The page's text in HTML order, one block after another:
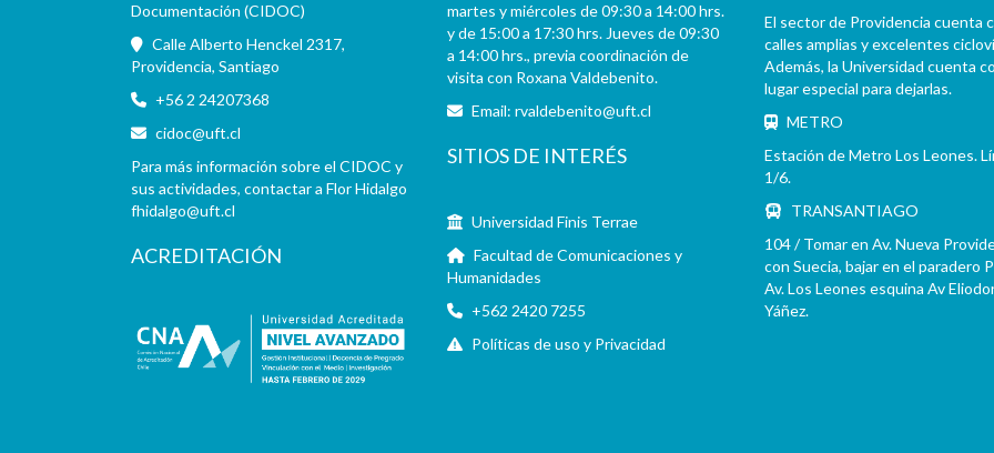
Documentación (CIDOC)
Calle Alberto Henckel 2317,
Providencia, Santiago
+56 2 24207368
cidoc@uft.cl
Para más información sobre el CIDOC y
sus actividades, contactar a Flor Hidalgo
fhidalgo@uft.cl
ACREDITACIÓN
martes y miércoles de 09:30 a 14:00 hrs.
y de 15:00 a 17:30 hrs. Jueves de 09:30
a 14:00 hrs., previa coordinación de
visita con Roxana Valdebenito.
Email:rvaldebenito@uft.cl
SITIOS DE INTERÉS
Universidad Finis Terrae
Facultad de Comunicaciones y
Humanidades
+562 2420 7255
Políticas de uso y Privacidad
El sector de Providencia cuenta
calles amplias y excelentes
Además, la Universidad cuenta
lugar especial para dejarlas.
METRO
Estación de Metro Los Leones.
1/6.
TRANSANTIAGO
104 / Tomar en Av. Nueva
con Suecia, bajar en el paradero
Av. Los Leones esquina Av
Yáñez.